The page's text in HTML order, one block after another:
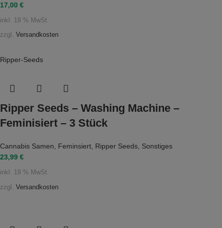
17,00 €
inkl. 19 % MwSt.
zzgl. Versandkosten
Ripper-Seeds
Ripper Seeds – Washing Machine –
Feminisiert – 3 Stück
Cannabis Samen, Feminsiert, Ripper Seeds, Sonstiges
23,99 €
inkl. 19 % MwSt.
zzgl. Versandkosten